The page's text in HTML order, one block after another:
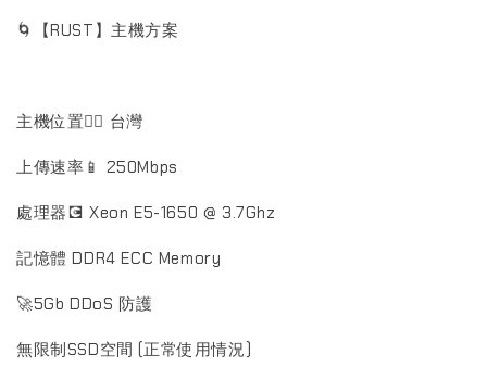
🌀【RUST】主機方案
主機位置🏳️‍🌈 台灣
上傳速率📱 250Mbps
處理器💽 Xeon E5-1650 @ 3.7Ghz
記憶體 DDR4 ECC Memory
🚀5Gb DDoS 防護
無限制SSD空間 (正常使用情況)